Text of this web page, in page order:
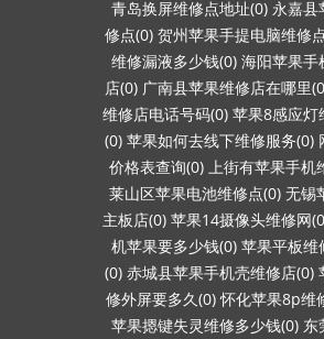
青岛换屏维修点地址(0) 永嘉县
修点(0) 贺州苹果手提电脑维修
维修漏液多少钱(0) 海阳苹果手
店(0) 广南县苹果维修店在哪里
维修店电话号码(0) 苹果8感应灯
(0) 苹果如何去线下维修服务(0)
价格表查询(0) 上街有苹果手机
莱山区苹果电池维修点(0) 无锡
主板店(0) 苹果14摄像头维修网
机苹果要多少钱(0) 苹果平板维
(0) 赤城县苹果手机壳维修店(0)
修外屏要多久(0) 怀化苹果8p维
苹果摁键失灵维修多少钱(0) 东